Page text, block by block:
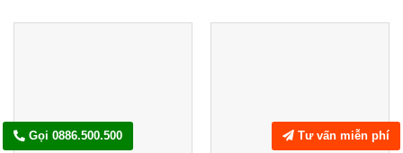
Gọi 0886.500.500 Tư vấn miễn phí